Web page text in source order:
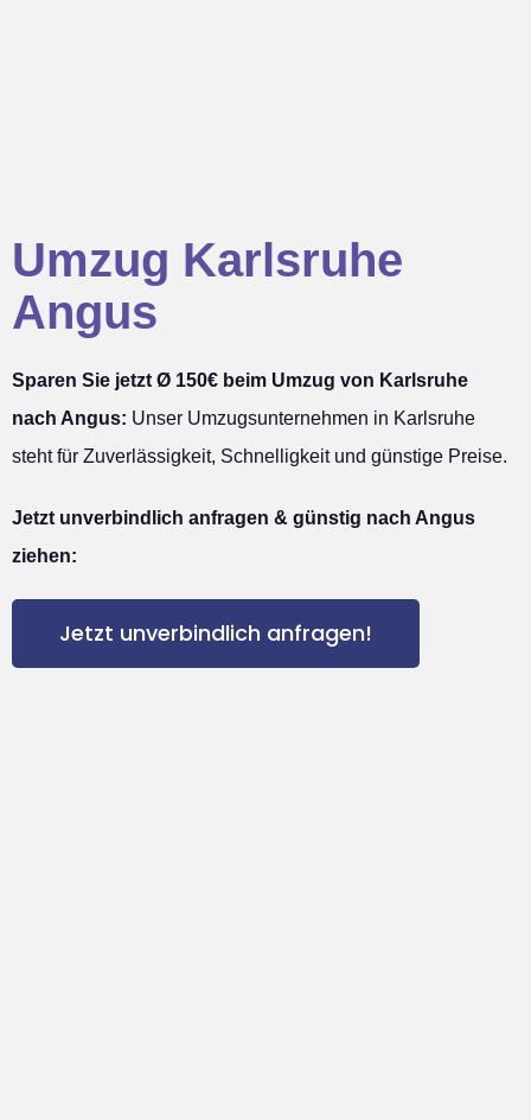
Umzug Karlsruhe
Angus
Sparen Sie jetzt Ø 150€ beim Umzug von Karlsruhe
nach Angus: Unser Umzugsunternehmen in Karlsruhe
steht für Zuverlässigkeit, Schnelligkeit und günstige Preise.
Jetzt unverbindlich anfragen & günstig nach Angus
ziehen:
Jetzt unverbindlich anfragen!